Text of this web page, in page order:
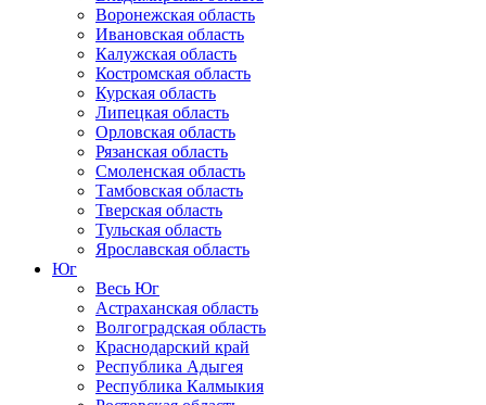
Воронежская область
Ивановская область
Калужская область
Костромская область
Курская область
Липецкая область
Орловская область
Рязанская область
Смоленская область
Тамбовская область
Тверская область
Тульская область
Ярославская область
Юг
Весь Юг
Астраханская область
Волгоградская область
Краснодарский край
Республика Адыгея
Республика Калмыкия